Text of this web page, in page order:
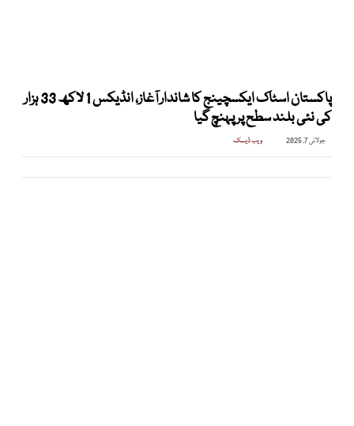
پاکستان اسٹاک ایکسچینج کا شاندار آغاز، انڈیکس 1 لاکھ 33 ہزار
کی نئی بلند سطح پر پہنچ گیا
جولائی 7, 2025 ویب ڈیسک